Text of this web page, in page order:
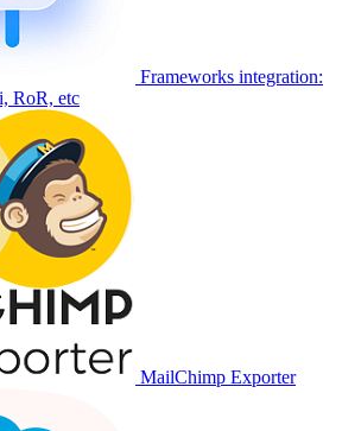
Frameworks integration:
RoR, etc
MailChimp Exporter